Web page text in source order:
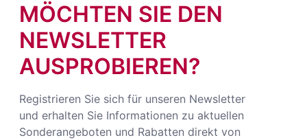
MÖCHTEN SIE DEN
NEWSLETTER
AUSPROBIEREN?
Registrieren Sie sich für unseren Newsletter
und erhalten Sie Informationen zu aktuellen
Sonderangeboten und Rabatten direkt von